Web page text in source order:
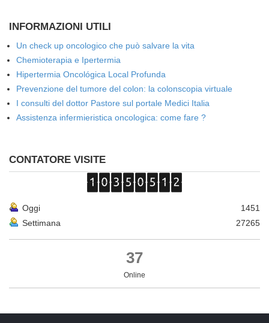
INFORMAZIONI UTILI
Un check up oncologico che può salvare la vita
Chemioterapia e Ipertermia
Hipertermia Oncológica Local Profunda
Prevenzione del tumore del colon: la colonscopia virtuale
I consulti del dottor Pastore sul portale Medici Italia
Assistenza infermieristica oncologica: come fare ?
CONTATORE VISITE
Oggi
1451
Settimana
27265
37
Online